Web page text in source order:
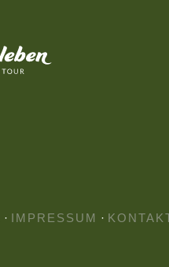
· IMPRESSUM ·